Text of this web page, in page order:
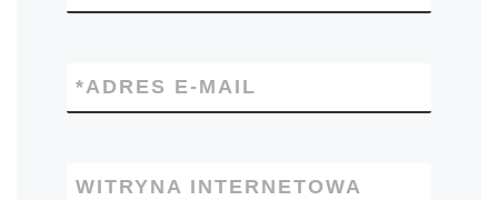
ADRES E-MAIL
*
WITRYNA INTERNETOWA